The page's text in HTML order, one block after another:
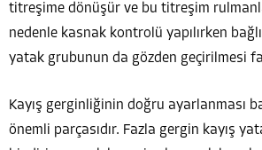
titreşime dönüşür ve bu titreşim
nedenle kasnak kontrolü yapılırken
yatak grubunun da gözden geçirilmesi
Kayış gerginliğinin doğru ayarlanması
önemli parçasıdır. Fazla gergin kayış